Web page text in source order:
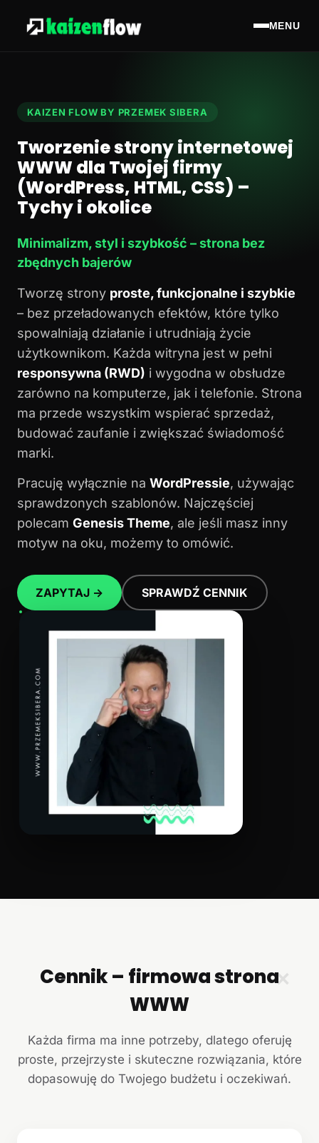
MENU
KAIZEN FLOW BY PRZEMEK SIBERA
Tworzenie strony internetowej
WWW dla Twojej firmy
(WordPress, HTML, CSS) –
Tychy i okolice
Minimalizm, styl i szybkość – strona bez
zbędnych bajerów
Tworzę strony proste, funkcjonalne i szybkie
– bez przeładowanych efektów, które tylko
spowalniają działanie i utrudniają życie
użytkownikom. Każda witryna jest w pełni
responsywna (RWD) i wygodna w obsłudze
zarówno na komputerze, jak i telefonie. Strona
ma przede wszystkim wspierać sprzedaż,
budować zaufanie i zwiększać świadomość
marki.
Pracuję wyłącznie na WordPressie, używając
sprawdzonych szablonów. Najczęściej
polecam Genesis Theme, ale jeśli masz inny
motyw na oku, możemy to omówić.
ZAPYTAJ → SPRAWDŹ CENNIK
✕
Cennik – firmowa strona
WWW
Każda firma ma inne potrzeby, dlatego oferuję
proste, przejrzyste i skuteczne rozwiązania, które
dopasowuję do Twojego budżetu i oczekiwań.